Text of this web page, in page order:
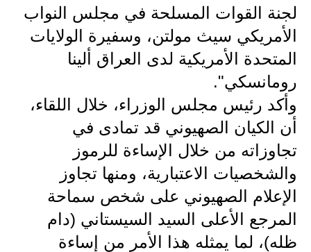
المرحلة الاعدادية
اسئلة وزارية
المرحلة المتوسطة
المرحلة الاعدادية
مرشحات
المرحلة الابتدائية
المرحلة المتوسطة
لجنة القوات المسلحة في مجلس النواب
الأمريكي سيث مولتن، وسفيرة الولايات
المتحدة الأمريكية لدى العراق ألينا
رومانسكي".
وأكد رئيس مجلس الوزراء، خلال اللقاء،
أن الكيان الصهيوني قد تمادى في
تجاوزاته من خلال الإساءة للرموز
والشخصيات الاعتبارية، ومنها تجاوز
الإعلام الصهيوني على شخص سماحة
المرجع الأعلى السيد السيستاني (دام
ظله)، لما يمثله هذا الأمر من إساءة